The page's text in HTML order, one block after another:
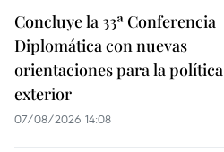
Concluye la 33ª Conferencia
Diplomática con nuevas
orientaciones para la política
exterior
07/08/2026 14:08